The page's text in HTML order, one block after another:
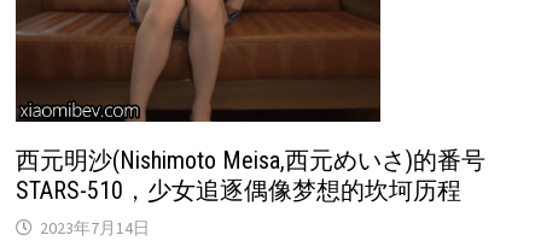
西元明沙(Nishimoto Meisa,西元めいさ)的番号
STARS-510，少女追逐偶像梦想的坎坷历程
2023年7月14日